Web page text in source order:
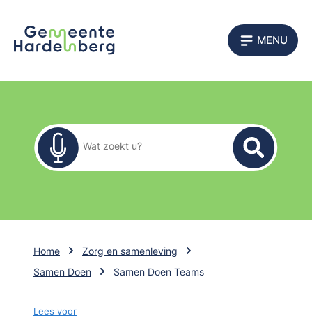
MENU
Zoekformulier
Wat zoekt u?
Home
Zorg en samenleving
Samen Doen
Samen Doen Teams
Lees voor